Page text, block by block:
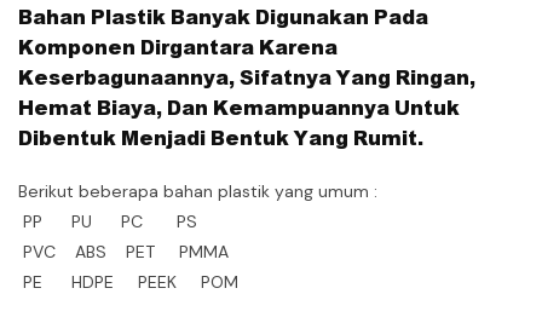
Bahan Plastik Banyak Digunakan Pada
Komponen Dirgantara Karena
Keserbagunaannya, Sifatnya Yang Ringan,
Hemat Biaya, Dan Kemampuannya Untuk
Dibentuk Menjadi Bentuk Yang Rumit.
Berikut beberapa bahan plastik yang umum :
PP PU PC PS
PVC ABS PET PMMA
PE HDPE PEEK POM